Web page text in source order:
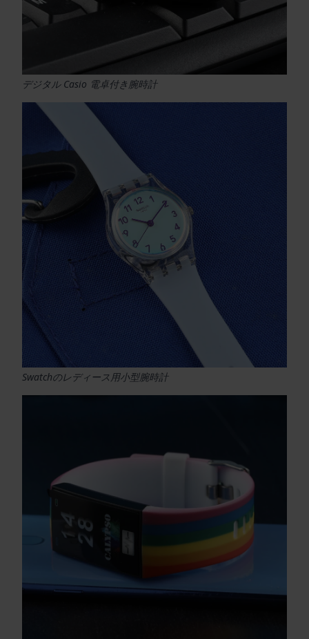
デジタル Casio 電卓付き腕時計
Swatchのレディース用小型腕時計